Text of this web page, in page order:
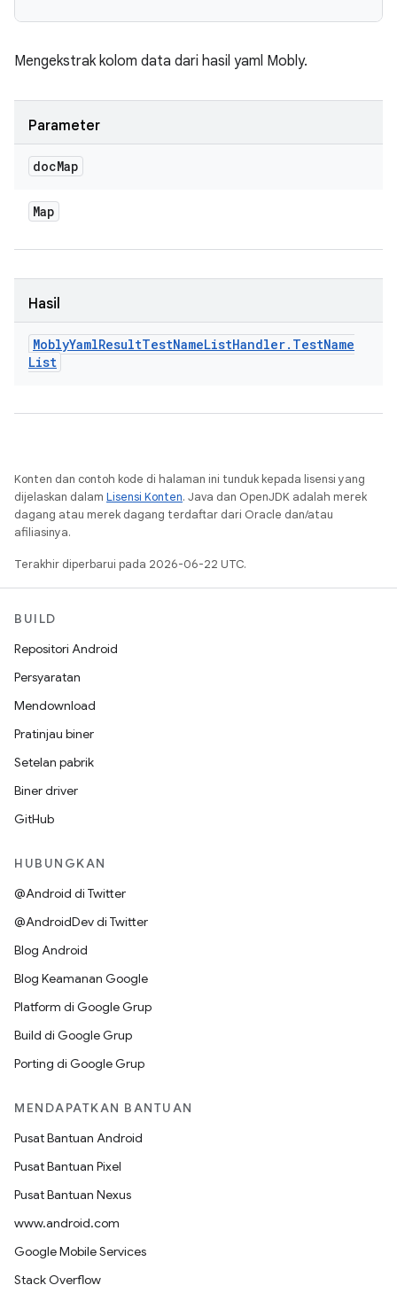
Mengekstrak kolom data dari hasil yaml Mobly.
Parameter
docMap
Map
Hasil
MoblyYamlResultTestNameListHandler. TestName
List
Konten dan contoh kode di halaman ini tunduk kepada lisensi yang
dijelaskan dalam Lisensi Konten. Java dan OpenJDK adalah merek
dagang atau merek dagang terdaftar dari Oracle dan/atau
afiliasinya.
Terakhir diperbarui pada 2026-06-22 UTC.
BUILD
Repositori Android
Persyaratan
Mendownload
Pratinjau biner
Setelan pabrik
Biner driver
GitHub
HUBUNGKAN
@Android di Twitter
@AndroidDev di Twitter
Blog Android
Blog Keamanan Google
Platform di Google Grup
Build di Google Grup
Porting di Google Grup
MENDAPATKAN BANTUAN
Pusat Bantuan Android
Pusat Bantuan Pixel
Pusat Bantuan Nexus
www.android.com
Google Mobile Services
Stack Overflow